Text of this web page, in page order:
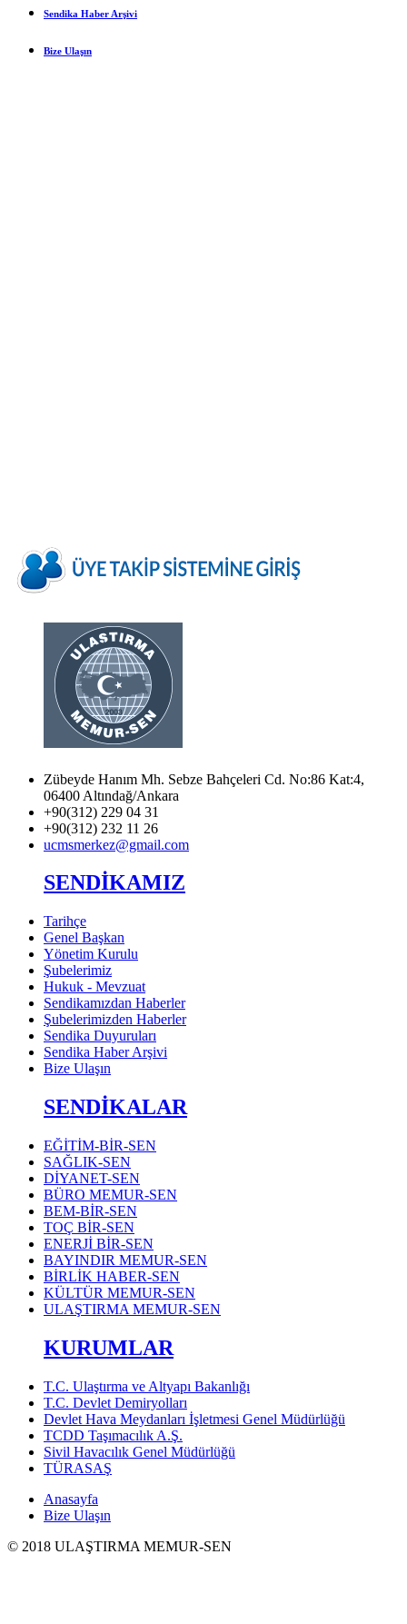
Sendika Haber Arşivi
Bize Ulaşın
Zübeyde Hanım Mh. Sebze Bahçeleri Cd. No:86 Kat:4,
06400 Altındağ/Ankara
+90(312) 229 04 31
+90(312) 232 11 26
ucmsmerkez@gmail.com
SENDİKAMIZ
Tarihçe
Genel Başkan
Yönetim Kurulu
Şubelerimiz
Hukuk - Mevzuat
Sendikamızdan Haberler
Şubelerimizden Haberler
Sendika Duyuruları
Sendika Haber Arşivi
Bize Ulaşın
SENDİKALAR
EĞİTİM-BİR-SEN
SAĞLIK-SEN
DİYANET-SEN
BÜRO MEMUR-SEN
BEM-BİR-SEN
TOÇ BİR-SEN
ENERJİ BİR-SEN
BAYINDIR MEMUR-SEN
BİRLİK HABER-SEN
KÜLTÜR MEMUR-SEN
ULAŞTIRMA MEMUR-SEN
KURUMLAR
T.C. Ulaştırma ve Altyapı Bakanlığı
T.C. Devlet Demiryolları
Devlet Hava Meydanları İşletmesi Genel Müdürlüğü
TCDD Taşımacılık A.Ş.
Sivil Havacılık Genel Müdürlüğü
TÜRASAŞ
Anasayfa
Bize Ulaşın
© 2018 ULAŞTIRMA MEMUR-SEN